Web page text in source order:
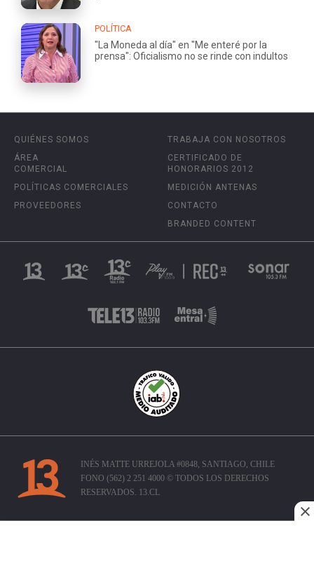
POLÍTICA
"La Moneda al día" en "Me enteré por la
prensa": Oficialismo no se rinde con indultos
QUIÉNES SOMOS
ÁREA
COMERCIAL
POLÍTICAS COMERCIALES
PROVEEDORES
TRABAJA CON NOSOTROS
CERTIFICADO DE
HONORARIOS 2012
MEDICIÓN ANTENAS
CONTACTO
BRANDED CONTENT
INÉS MATTE URREJOLA #0848, SANTIAGO, CHILE
FONO (562) 2 251 4000 © TODOS LOS DERECHOS
RESERVADOS. 13.CL